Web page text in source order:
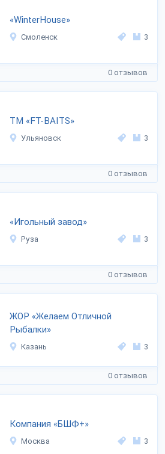
«WinterHouse»
Смоленск 3
0 отзывов
ТМ «FT-BAITS»
Ульяновск 3
0 отзывов
«Игольный завод»
Руза 3
0 отзывов
ЖОР «Желаем Отличной
Рыбалки»
Казань 3
0 отзывов
Компания «БШФ+»
Москва 3